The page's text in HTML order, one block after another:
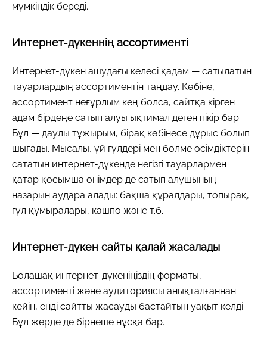
мүмкіндік береді.
Интернет-дүкеннің ассортименті
Интернет-дүкен ашудағы келесі қадам — сатылатын
тауарлардың ассортиментін таңдау. Көбіне,
ассортимент неғұрлым кең болса, сайтқа кірген
адам бірдеңе сатып алуы ықтимал деген пікір бар.
Бұл — даулы тұжырым, бірақ көбінесе дұрыс болып
шығады. Мысалы, үй гүлдері мен бөлме өсімдіктерін
сататын интернет-дүкенде негізгі тауарлармен
қатар қосымша өнімдер де сатып алушының
назарын аудара алады: бақша құралдары, топырақ,
гүл құмыралары, кашпо және т.б.
Интернет-дүкен сайты қалай жасалады
Болашақ интернет-дүкеніңіздің форматы,
ассортименті және аудиториясы анықталғаннан
кейін, енді сайтты жасауды бастайтын уақыт келді.
Бұл жерде де бірнеше нұсқа бар.